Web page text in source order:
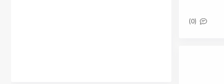
(0)